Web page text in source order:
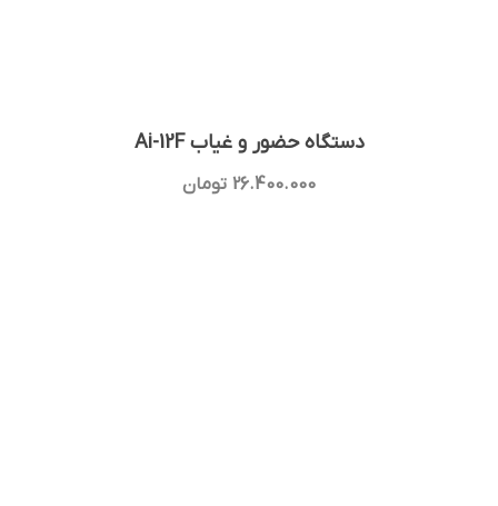
دستگاه حضور و غیاب Ai-12F
تومان 26.400.000